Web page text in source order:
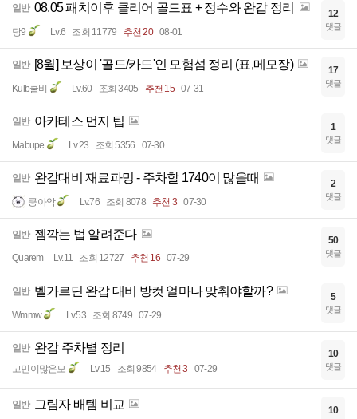
일반 08.05 패치이후 클리어 골드표 + 정수와 완갑 정리
당9 Lv.6 조회 11779 추천 20 08-01
12
댓글
일반 [8월] 보상이 '골드/카드'인 모험섬 정리 (표,메모장)
Kulb쿨비 Lv.60 조회 3405 추천 15 07-31
17
댓글
일반 아카테스 먼지 팁
Mabupe Lv.23 조회 5356 07-30
1
댓글
일반 완갑대비 재료파밍 - 주차할 1740이 많을때
킁아악 Lv.76 조회 8078 추천 3 07-30
2
댓글
일반 젬깍는 법 알려준다
Quarem Lv.11 조회 12727 추천 16 07-29
50
댓글
일반 벨가르딘 완갑 대비 방컷 얼마나 맞춰야할까?
Wmmw Lv.53 조회 8749 07-29
5
댓글
일반 완갑 주차별 정리
고민이많은모 Lv.15 조회 9854 추천 3 07-29
10
댓글
일반 그림자 배템 비교 10